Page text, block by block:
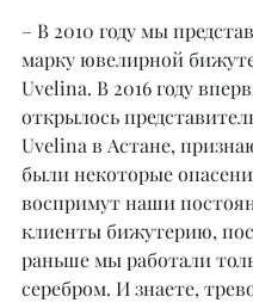
– В 2010 году мы
марку ювелирной
Uvelina. В 2016 году
открылось
Uvelina в Астане,
были некоторые
воспримут наши
клиенты бижутерию,
раньше мы работали
серебром. И знаете,